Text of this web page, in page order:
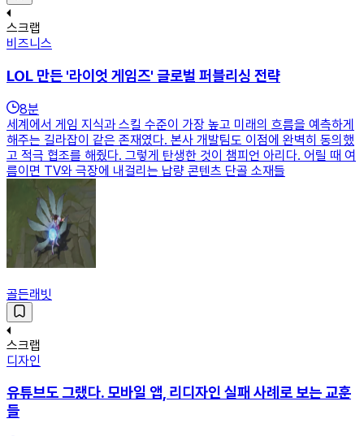
스크랩
비즈니스
LOL 만든 '라이엇 게임즈' 글로벌 퍼블리싱 전략
8분
세계에서 게임 지식과 스킬 수준이 가장 높고 미래의 흐름을 예측하게
해주는 길라잡이 같은 존재였다. 본사 개발팀도 이점에 완벽히 동의했
고 적극 협조를 해줬다. 그렇게 탄생한 것이 챔피언 아리다. 어릴 때 여
름이면 TV와 극장에 내걸리는 납량 콘텐츠 단골 소재들
골든래빗
스크랩
디자인
유튜브도 그랬다. 모바일 앱, 리디자인 실패 사례로 보는 교훈
들